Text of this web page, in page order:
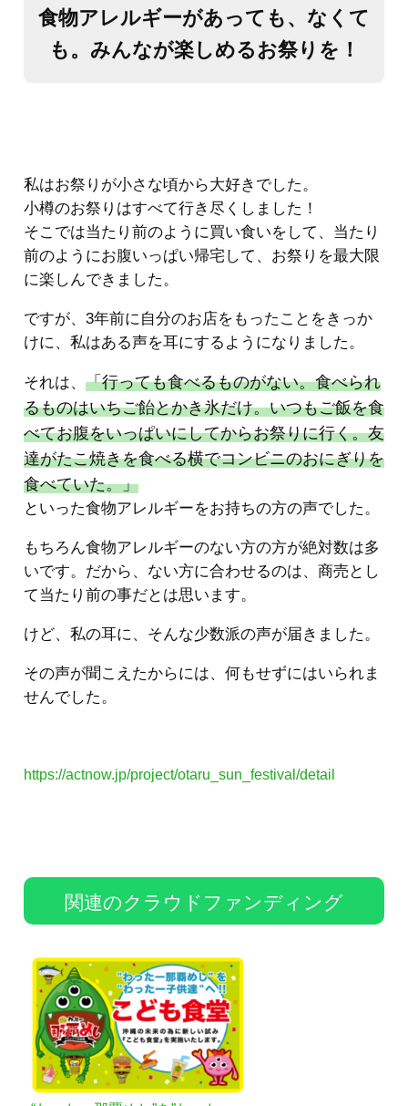
食物アレルギーがあっても、なくて
も。みんなが楽しめるお祭りを！
私はお祭りが小さな頃から大好きでした。
小樽のお祭りはすべて行き尽くしました！
そこでは当たり前のように買い食いをして、当たり
前のようにお腹いっぱい帰宅して、お祭りを最大限
に楽しんできました。
ですが、3年前に自分のお店をもったことをきっか
けに、私はある声を耳にするようになりました。
それは、 「行っても食べるものがない。食べられ
るものはいちご飴とかき氷だけ。いつもご飯を食
べてお腹をいっぱいにしてからお祭りに行く。友
達がたこ焼きを食べる横でコンビニのおにぎりを
食べていた。」
といった食物アレルギーをお持ちの方の声でした。
もちろん食物アレルギーのない方の方が絶対数は多
いです。だから、ない方に合わせるのは、商売とし
て当たり前の事だとは思います。
けど、私の耳に、そんな少数派の声が届きました。
その声が聞こえたからには、何もせずにはいられま
せんでした。
https://actnow.jp/project/otaru_sun_festival/detail
関連のクラウドファンディング